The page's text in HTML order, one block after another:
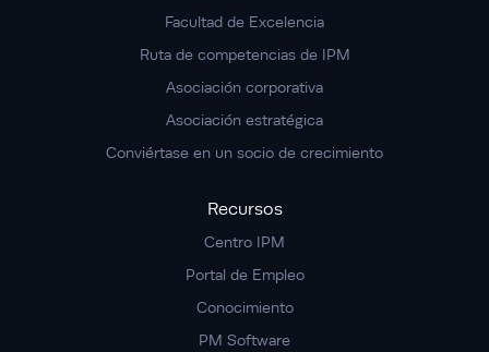
Facultad de Excelencia
Ruta de competencias de IPM
Asociación corporativa
Asociación estratégica
Conviértase en un socio de crecimiento
Recursos
Centro IPM
Portal de Empleo
Conocimiento
PM Software